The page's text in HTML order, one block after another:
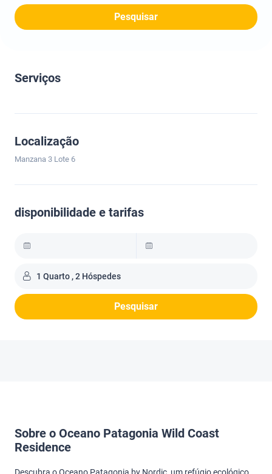
Pesquisar
Serviços
Localização
Manzana 3 Lote 6
disponibilidade e tarifas
1 Quarto , 2 Hóspedes
Pesquisar
Sobre o Oceano Patagonia Wild Coast
Residence